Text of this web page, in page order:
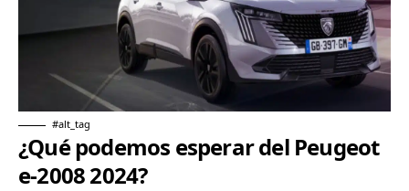
#alt_tag
¿Qué podemos esperar del Peugeot
e-2008 2024?